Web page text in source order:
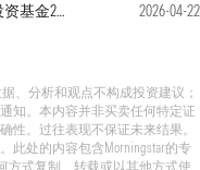
中邮核心竞争力灵活配置混合型证券投资基金2026年第一季度报告 2026-04-22
、分析和观点不构成投资建议；
知。本内容并非买卖任何特定证
性。过往表现不保证未来结果。
此处的内容包含Morningstar的专
方式复制、转载或以其他方式使